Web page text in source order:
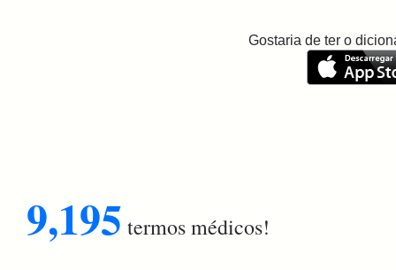
Gostaria de ter o
9,195 termos médicos!